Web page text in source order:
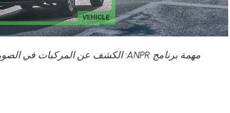
مهمة برنامج ANPR: الكشف عن المركبات في الصورة واستخراج بيانات لوحة الترخيص